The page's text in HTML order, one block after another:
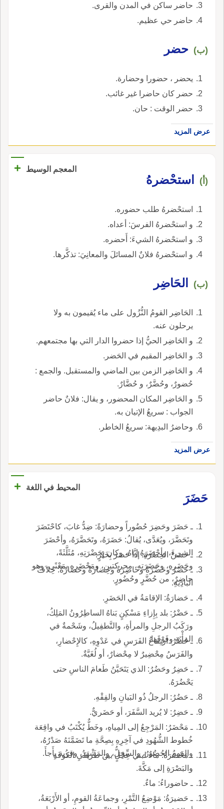
حاضر ساكن في المدن والقرى.
حاضر حي عظيم.
(ب) حضر
يحضر ، حضورا وحضارة.
حضر كان حاضرا غير غائب.
حضر الوقت : حان.
عرض المزيد
المعجم الوسيط +
(أ) استحْضرهُ
استحْضرهُ طلب حضوره.
و استحْضرهُ الفرسَ: أعداه.
و استحْضرهُ الشيءَ: أَحضره.
و استحْضرهُ فلانٌ المسائلَ والمعانِيَ: تذكَّرها.
(ب) الحَاضِر
الحَاضِر القومُ النُّزُول على ماء يُقيمون به ولا
يرحلون عنه.
و الحَاضِر الحيُّ إذا حضروا الدار التي بها مجتمعهم.
و الحَاضِر المقيم في الحَضر.
و الحَاضِر الزمن بين الماضي والمستقبل. والجمع :
حُضورٌ، وحُضَّرٌ، و حُضَّارٌ.
و الحَاضِر المكان المحضور، و يقال: فلانٌ حاضر
الجواب : سريعُ الإتيان به.
وحاضرُ البدِيهة: سريعُ الخاطر.
عرض المزيد
المحيط في اللغة
+
حَضَرَ
ـ حَضَرَ وحَضِرَ حُضُوراً وحضارَةً: ضِدُّ غابَ، كاحْتَضَرَ
وتَحَضَّرَ، ويُعَدَّى، يُقالُ: حَضَرَهُ، وتَحَضَّرَهُ، وأحْضَرَ
الشيءَ، وأحْضَرَهُ إيَّاهُ، وكان بِحَضْرَتِهِ، مُثَلَّثَةً،
وحَضَرِهِ، وحَضَرَتِهِ، محركتينِ، ومَحْضَرِهِ بِمَعْنًى، وهو
حاضِرٌ، من حُضَّرٍ وحُضُورٍ.
ـ حَسَنُ الحِضْرَةِ: إذا حَضَرَ بِخَيْرٍ.
ـ حَضَرُ وحَضْرَةُ وحاضِرَةُ وحِضارَةُ وحَضَارَةُ: خِلاَفُ
البادِيَةِ.
ـ حَضارَةُ: الإقامَةُ في الحَضَرِ.
ـ حَضْرُ: بلد بِإِزاءِ مَسْكِنٍ بَناهُ الساطِرُونُ المَلِكُ،
ورَكَبُ الرجلِ والمرأةِ، والتَّطفِيلُ، وشَحْمةٌ في
المأْنَةِ وفَوْقَها.
ـ حُضْرُ: ارتِفاعُ الفَرَسِ في عَدْوِهِ، كالإِحْضارِ،
والفَرَسُ مِحْضِيرٌ لا مِحْضارٌ، أو لُغَيَّةٌ.
ـ حَضِرُ وحَضُرُ: الذي يَتَحَيَّنُ طَعامَ الناسِ حتى
يَحْضُرَهُ.
ـ حَضُرُ: الرجلُ ذُو البَيانِ والفِقْهِ.
ـ حَضِرُ: لا يُريد السَّفَرَ، أو حَضَريٌّ.
ـ مَحْضَرُ: المَرْجِعُ إلى المِياهِ، وخَطٌّ يُكْتَبُ في واقِعَة
خُطوط الشُّهُودِ في آخِرِهِ بِصِحَّةِ ما تَضَمَّنَهُ صَدْرُهُ،
والقومُ الحُضُورُ، والسِّجِلُّ، والمَشْهَدُ، وقرية بِأَجأَ.
ـ مَحْضَرَةُ: ماءٌ لبني عِجْلٍ بينَ طَريقَيِ الكُوفَةِ
والبَصْرَةِ إلى مَكَّةَ.
ـ حاضوراءُ: ماءٌ.
ـ حَضيرَةُ: مَوْضِعُ التَّمْرِ، وجماعَةُ القومِ، أو الأَرْبَعَةُ،